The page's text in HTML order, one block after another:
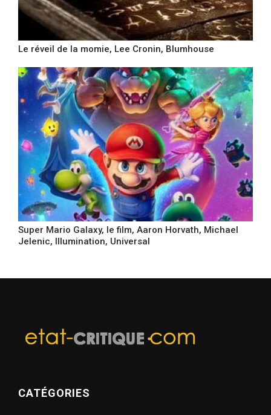
Le réveil de la momie, Lee Cronin, Blumhouse
Super Mario Galaxy, le film, Aaron Horvath, Michael
Jelenic, Illumination, Universal
CATÉGORIES